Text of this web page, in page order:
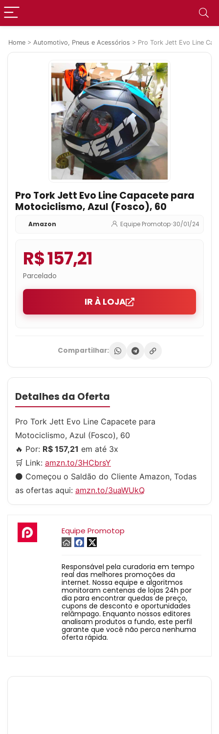
Home > Automotivo, Pneus e Acessórios > Pro Tork Jett Evo Line
Pro Tork Jett Evo Line Capacete para
Motociclismo, Azul (Fosco), 60
Amazon Equipe Promotop•30/01/24
R$ 157,21
Parcelado
IR À LOJA
Compartilhar:
Detalhes da Oferta
Pro Tork Jett Evo Line Capacete para
Motociclismo, Azul (Fosco), 60
🔥 Por: R$ 157,21 em até 3x
🛒 Link: amzn.to/3HCbrsY
⚫️ Começou o Saldão do Cliente Amazon, Todas
as ofertas aqui: amzn.to/3uaWUkQ
Equipe Promotop
Responsável pela curadoria em tempo
real das melhores promoções da
internet. Nossa equipe e algoritmos
monitoram centenas de lojas 24h por
dia para encontrar quedas de preço,
cupons de desconto e oportunidades
relâmpago. Enquanto nossos editores
analisam produtos a fundo, este perfil
garante que você não perca nenhuma
oferta rápida.